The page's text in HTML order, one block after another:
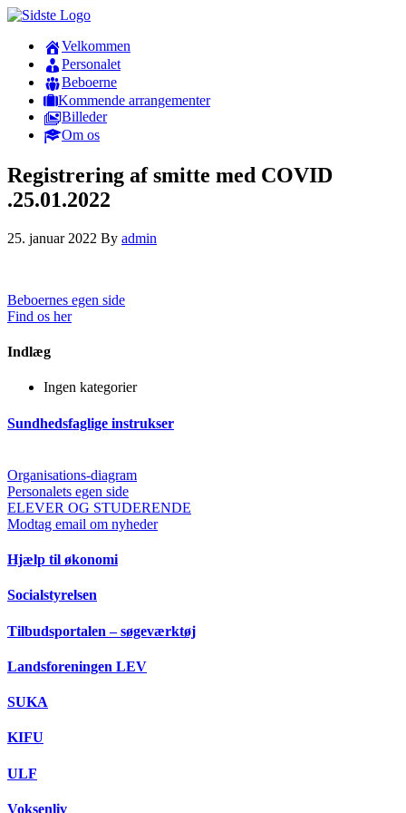
Velkommen
Personalet
Beboerne
Kommende arrangementer
Billeder
Om os
Registrering af smitte med COVID
.25.01.2022
25. januar 2022 By admin
Beboernes egen side
Find os her
Indlæg
Ingen kategorier
Sundhedsfaglige instrukser
Organisations-diagram
Personalets egen side
ELEVER OG STUDERENDE
Modtag email om nyheder
Hjælp til økonomi
Socialstyrelsen
Tilbudsportalen – søgeværktøj
Landsforeningen LEV
SUKA
KIFU
ULF
Voksenliv